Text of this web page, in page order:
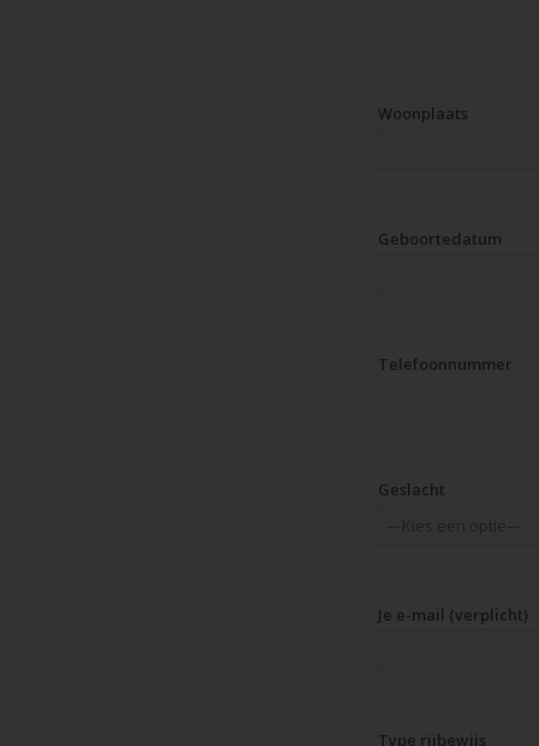
Woonplaats
Geboortedatum
Telefoonnummer
Geslacht
Je e-mail (verplicht)
Type rijbewijs